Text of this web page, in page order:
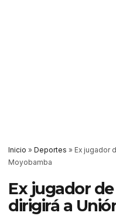
Inicio » Deportes » Ex jugador
Moyobamba
Ex jugador de
dirigirá a